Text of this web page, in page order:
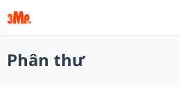
Phân thư